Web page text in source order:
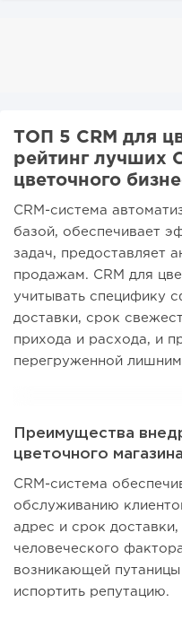
ТОП 5 CRM для
рейтинг лучших
цветочного
CRM-система
базой, обеспечивает
задач, предоставляет
продажам. CRM для
учитывать специфику
доставки, срок
прихода и расхода, и
перегруженной
Преимущества
цветочного магазина
CRM-система
обслуживанию
адрес и срок
человеческого
возникающей
испортить репутацию.